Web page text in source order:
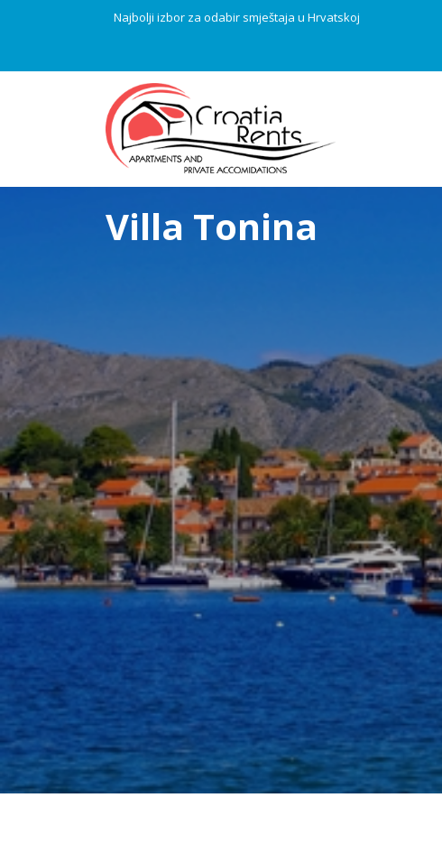
Najbolji izbor za odabir smještaja u Hrvatskoj
Villa Tonina